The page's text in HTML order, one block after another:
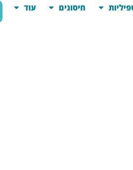
חיסונים עוד